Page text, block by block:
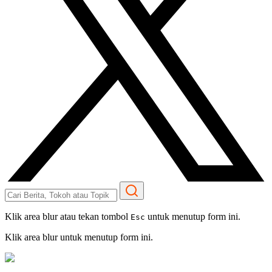
Klik area blur atau tekan tombol Esc untuk menutup form ini.
Klik area blur untuk menutup form ini.